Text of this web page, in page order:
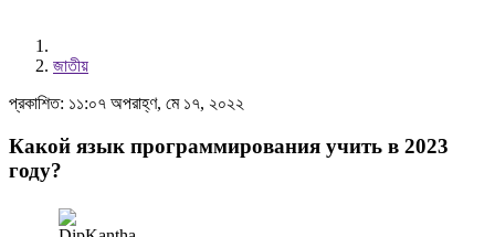
জাতীয়
প্রকাশিত: ১১:০৭ অপরাহ্ণ, মে ১৭, ২০২২
Какой язык программирования учить в 2023
году?